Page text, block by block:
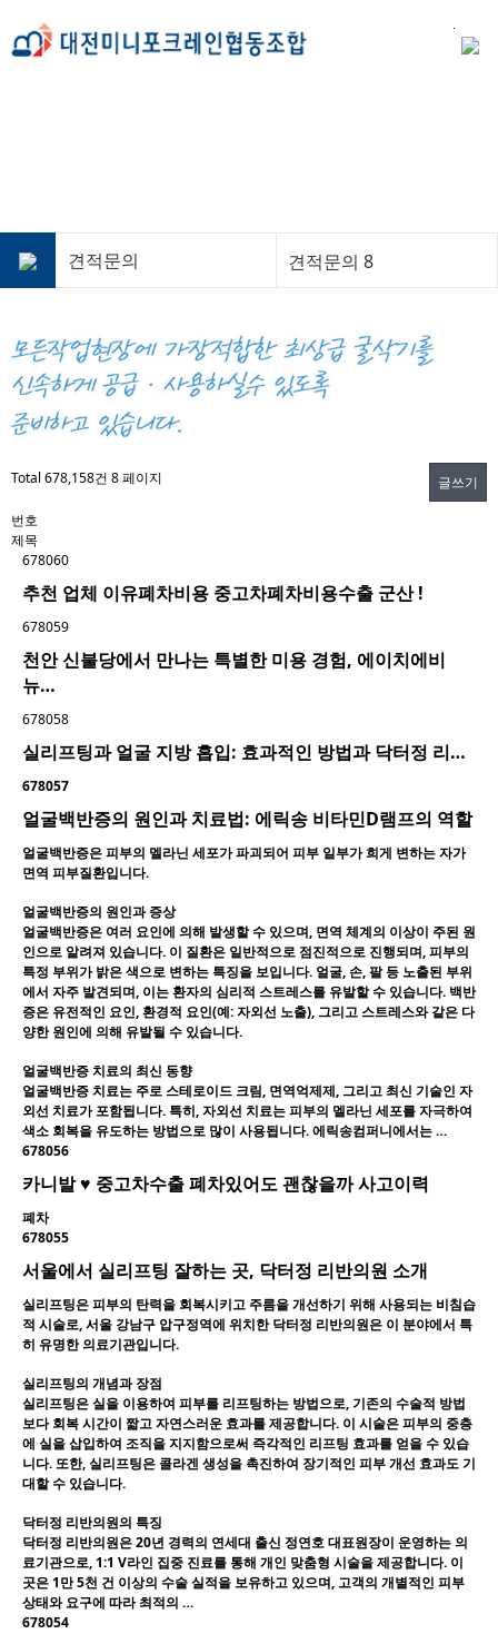
견적문의 견적문의 8
Total 678,158건 8 페이지
글쓰기
번호
제목
678060
추천 업체 이유폐차비용 중고차폐차비용수출 군산 !
678059
천안 신불당에서 만나는 특별한 미용 경험, 에이치에비
뉴…
678058
실리프팅과 얼굴 지방 흡입: 효과적인 방법과 닥터정 리…
678057
얼굴백반증의 원인과 치료법: 에릭송 비타민D램프의 역할
얼굴백반증은 피부의 멜라닌 세포가 파괴되어 피부 일부가 희게 변하는 자가
면역 피부질환입니다.
얼굴백반증의 원인과 증상
얼굴백반증은 여러 요인에 의해 발생할 수 있으며, 면역 체계의 이상이 주된 원
인으로 알려져 있습니다. 이 질환은 일반적으로 점진적으로 진행되며, 피부의
특정 부위가 밝은 색으로 변하는 특징을 보입니다. 얼굴, 손, 팔 등 노출된 부위
에서 자주 발견되며, 이는 환자의 심리적 스트레스를 유발할 수 있습니다. 백반
증은 유전적인 요인, 환경적 요인(예: 자외선 노출), 그리고 스트레스와 같은 다
양한 원인에 의해 유발될 수 있습니다.
얼굴백반증 치료의 최신 동향
얼굴백반증 치료는 주로 스테로이드 크림, 면역억제제, 그리고 최신 기술인 자
외선 치료가 포함됩니다. 특히, 자외선 치료는 피부의 멜라닌 세포를 자극하여
색소 회복을 유도하는 방법으로 많이 사용됩니다. 에릭송컴퍼니에서는 …
678056
카니발 ♥ 중고차수출 폐차있어도 괜찮을까 사고이력
폐차
678055
서울에서 실리프팅 잘하는 곳, 닥터정 리반의원 소개
실리프팅은 피부의 탄력을 회복시키고 주름을 개선하기 위해 사용되는 비침습
적 시술로, 서울 강남구 압구정역에 위치한 닥터정 리반의원은 이 분야에서 특
히 유명한 의료기관입니다.
실리프팅의 개념과 장점
실리프팅은 실을 이용하여 피부를 리프팅하는 방법으로, 기존의 수술적 방법
보다 회복 시간이 짧고 자연스러운 효과를 제공합니다. 이 시술은 피부의 중층
에 실을 삽입하여 조직을 지지함으로써 즉각적인 리프팅 효과를 얻을 수 있습
니다. 또한, 실리프팅은 콜라겐 생성을 촉진하여 장기적인 피부 개선 효과도 기
대할 수 있습니다.
닥터정 리반의원의 특징
닥터정 리반의원은 20년 경력의 연세대 출신 정연호 대표원장이 운영하는 의
료기관으로, 1:1 V라인 집중 진료를 통해 개인 맞춤형 시술을 제공합니다. 이
곳은 1만 5천 건 이상의 수술 실적을 보유하고 있으며, 고객의 개별적인 피부
상태와 요구에 따라 최적의 …
678054